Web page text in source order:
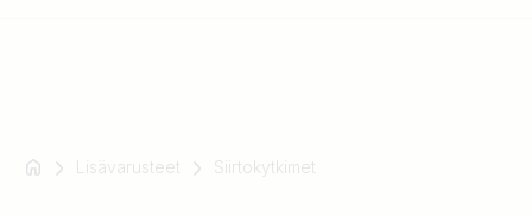
Esimerkki: Lisävarusteet Siirtokytkimet